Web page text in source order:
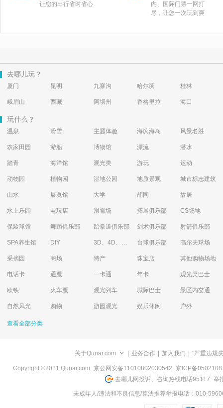
让您的出行省时省心
内、国际门票一网打
尽，让您一次玩到爽
去哪儿玩？
厦门 昆明 九寨沟 哈尔滨 桂林
峨眉山 西藏 阿坝州 香格里拉 海口
玩什么？
温泉 滑雪 主题体验 海滨海岛 风景名胜
农家田园 游船 博物馆 漂流 潜水
踏青 海洋馆 观光类 游玩 运动
动物园 植物园 湿地公园 地质景观 城市标志建筑
山水 展览馆 大学 胡同 故居
水上乐园 电玩店 滑雪场 拓展俱乐部 CS场地
保龄球馆 舞蹈俱乐部 跆拳道俱乐部 剑术俱乐部 射箭俱乐部
SPA养生馆 DIY 3D、4D、5D艺术体验馆 台球俱乐部 高尔夫球场
采摘园 商场 特产 珠宝店 其他购物场地
电话卡 通票 一卡通 年卡 观光类巴士
欧铁 火车票 观光列车 城际巴士 景区内交通
自然风光 购物 游园观光 娱乐休闲 户外
查看全部分类
关于Qunar.com 业务合作 加入我们 "严重违规
Copyright ©2021 Qunar.com 京公网安备11010802030542 京ICP备
去哪儿网投诉、咨询热线电话95117 举
未成年人/违法和不良信息/算法推荐举报电话：010-